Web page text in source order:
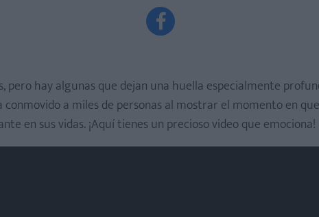

pero hay algunas que dejan una huella especialmente
a miles de personas al mostrar el momento en
en sus vidas. ¡Aquí tienes un precioso video que emociona!